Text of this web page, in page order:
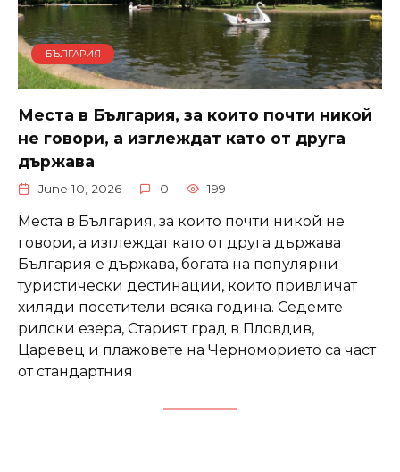
БЪЛГАРИЯ
Места в България, за които почти никой
не говори, а изглеждат като от друга
държава
June 10, 2026 0 199
Места в България, за които почти никой не
говори, а изглеждат като от друга държава
България е държава, богата на популярни
туристически дестинации, които привличат
хиляди посетители всяка година. Седемте
рилски езера, Старият град в Пловдив,
Царевец и плажовете на Черноморието са част
от стандартния